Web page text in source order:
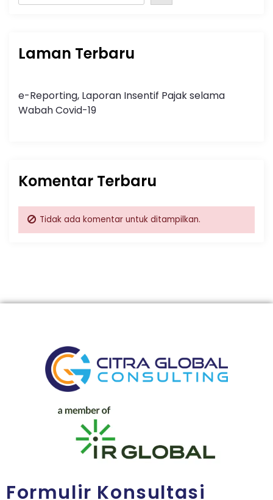
Laman Terbaru
e-Reporting, Laporan Insentif Pajak selama
Wabah Covid-19
Komentar Terbaru
Tidak ada komentar untuk ditampilkan.
Formulir Konsultasi